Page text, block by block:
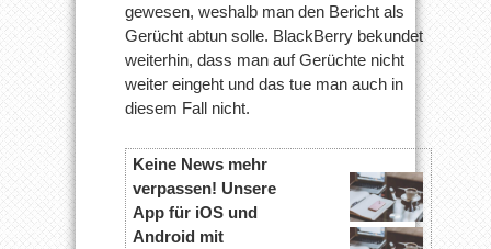
gewesen, weshalb man den Bericht als
Gerücht abtun solle. BlackBerry bekundet
weiterhin, dass man auf Gerüchte nicht
weiter eingeht und das tue man auch in
diesem Fall nicht.
Keine News mehr
verpassen! Unsere
App für iOS und
Android mit